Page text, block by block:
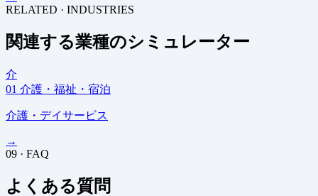
RELATED · INDUSTRIES
関連する業種のシミュレーター
介
01 介護・福祉・宿泊
介護・デイサービス
→
09 · FAQ
よくある質問